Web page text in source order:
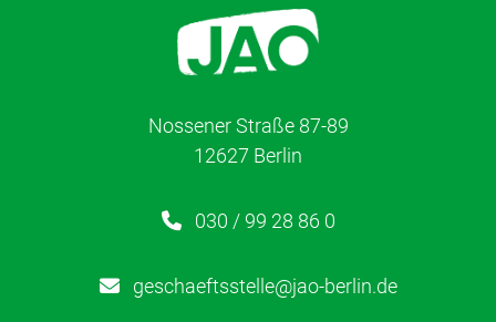
Nossener Straße 87-89
12627 Berlin
030 / 99 28 86 0
geschaeftsstelle@jao-berlin.de